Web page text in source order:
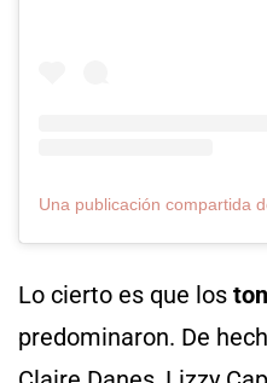
Lo cierto es que los
predominaron. De